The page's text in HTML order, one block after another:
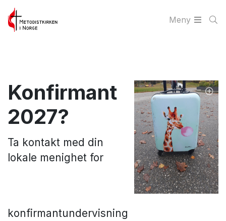
Meny
Konfirmant
2027?
Ta kontakt med din
lokale menighet for
konfirmantundervisning